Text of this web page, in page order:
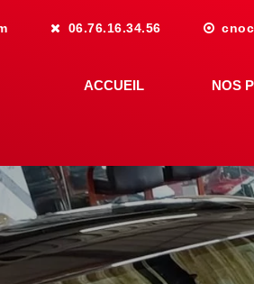
06.76.16.34.56
ACCUEIL NOS